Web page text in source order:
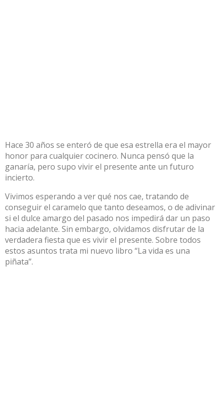
Hace 30 años se enteró de que esa estrella era el mayor
honor para cualquier cocinero. Nunca pensó que la
ganaría, pero supo vivir el presente ante un futuro
incierto.
Vivimos esperando a ver qué nos cae, tratando de
conseguir el caramelo que tanto deseamos, o de adivinar
si el dulce amargo del pasado nos impedirá dar un paso
hacia adelante. Sin embargo, olvidamos disfrutar de la
verdadera fiesta que es vivir el presente. Sobre todos
estos asuntos trata mi nuevo libro “La vida es una
piñata”.